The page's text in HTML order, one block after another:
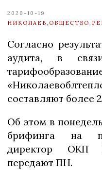
2020-10-19
НИКОЛАЕВ ОБЩЕСТВО
Согласно
аудита, в
составляют более
Об этом в
брифинга на
директор ОКП
передают ПН.